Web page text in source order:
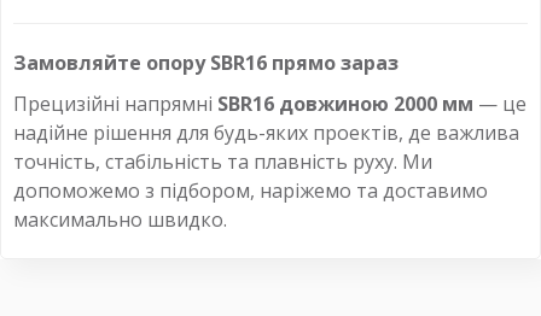
Замовляйте опору SBR16 прямо зараз
Прецизійні напрямні SBR16 довжиною 2000 мм — це
надійне рішення для будь-яких проектів, де важлива
точність, стабільність та плавність руху. Ми
допоможемо з підбором, наріжемо та доставимо
максимально швидко.